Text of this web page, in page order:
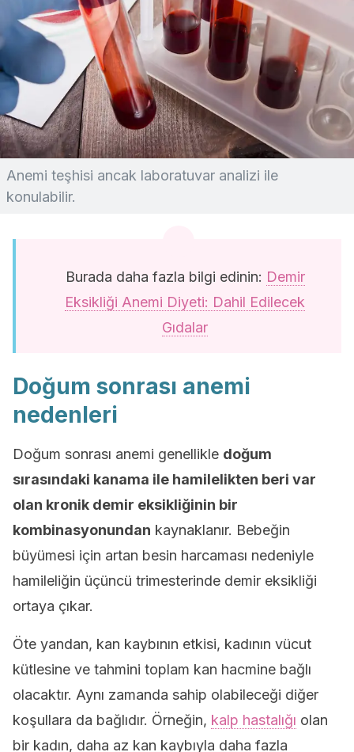
Anemi teşhisi ancak laboratuvar analizi ile
konulabilir.
Burada daha fazla bilgi edinin: Demir
Eksikliği Anemi Diyeti: Dahil Edilecek
Gıdalar
Doğum sonrası anemi
nedenleri
Doğum sonrası anemi genellikle doğum
sırasındaki kanama ile hamilelikten beri var
olan kronik demir eksikliğinin bir
kombinasyonundan kaynaklanır. Bebeğin
büyümesi için artan besin harcaması nedeniyle
hamileliğin üçüncü trimesterinde demir eksikliği
ortaya çıkar.
Öte yandan, kan kaybının etkisi, kadının vücut
kütlesine ve tahmini toplam kan hacmine bağlı
olacaktır. Aynı zamanda sahip olabileceği diğer
koşullara da bağlıdır. Örneğin, kalp hastalığı olan
bir kadın, daha az kan kaybıyla daha fazla